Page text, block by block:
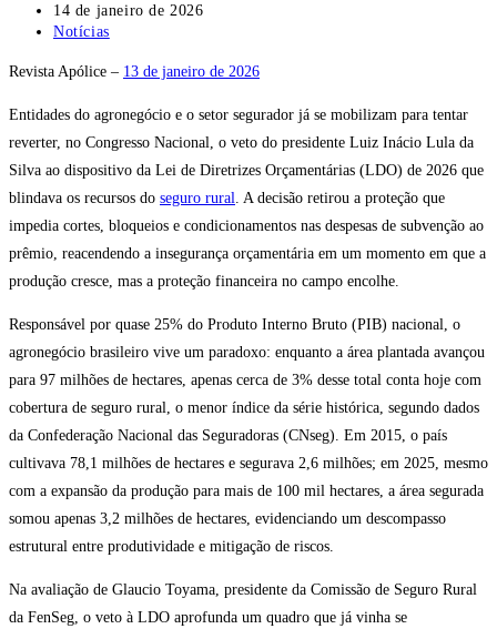
do
post:
Post
publicado:
14 de janeiro de 2026
Categoria
post:
Notícias
Revista Apólice – 13 de janeiro de 2026
Entidades do agronegócio e o setor segurador já se mobilizam para tentar
reverter, no Congresso Nacional, o veto do presidente Luiz Inácio Lula da
Silva ao dispositivo da Lei de Diretrizes Orçamentárias (LDO) de 2026 que
blindava os recursos do seguro rural. A decisão retirou a proteção que
impedia cortes, bloqueios e condicionamentos nas despesas de subvenção ao
prêmio, reacendendo a insegurança orçamentária em um momento em que a
produção cresce, mas a proteção financeira no campo encolhe.
Responsável por quase 25% do Produto Interno Bruto (PIB) nacional, o
agronegócio brasileiro vive um paradoxo: enquanto a área plantada avançou
para 97 milhões de hectares, apenas cerca de 3% desse total conta hoje com
cobertura de seguro rural, o menor índice da série histórica, segundo dados
da Confederação Nacional das Seguradoras (CNseg). Em 2015, o país
cultivava 78,1 milhões de hectares e segurava 2,6 milhões; em 2025, mesmo
com a expansão da produção para mais de 100 mil hectares, a área segurada
somou apenas 3,2 milhões de hectares, evidenciando um descompasso
estrutural entre produtividade e mitigação de riscos.
Na avaliação de Glaucio Toyama, presidente da Comissão de Seguro Rural
da FenSeg, o veto à LDO aprofunda um quadro que já vinha se